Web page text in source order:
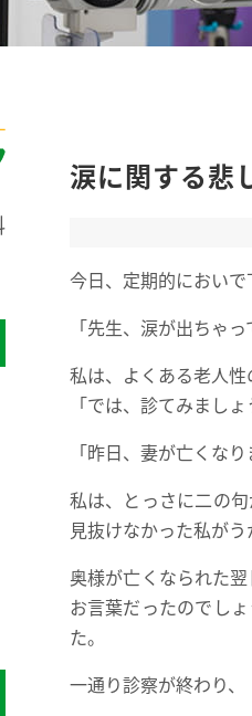
涙に関する悲
今日、定期的におい
「先生、涙が出ちゃ
私は、よくある老人
「では、診てみまし
「昨日、妻が亡くなり
私は、とっさに二の
見抜けなかった私がう
奥様が亡くなられた
お言葉だったのでし
た。
一通り診察が終わり、